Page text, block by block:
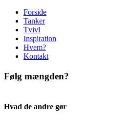
Forside
Tanker
Tvivl
Inspiration
Hvem?
Kontakt
Følg mængden?
Hvad de andre gør